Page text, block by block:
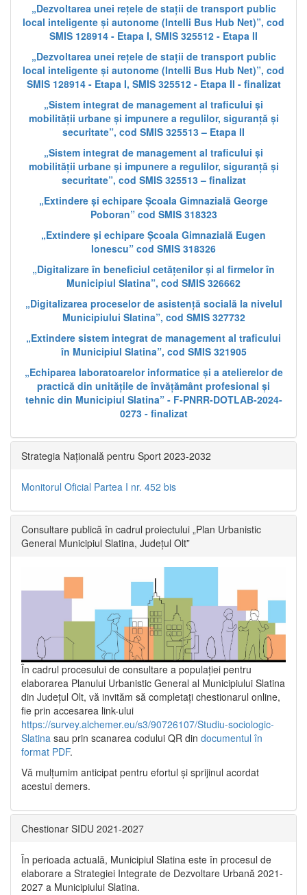
„Dezvoltarea unei rețele de stații de transport public
local inteligente și autonome (Intelli Bus Hub Net)”, cod
SMIS 128914 - Etapa I, SMIS 325512 - Etapa II
„Dezvoltarea unei rețele de stații de transport public
local inteligente și autonome (Intelli Bus Hub Net)”, cod
SMIS 128914 - Etapa I, SMIS 325512 - Etapa II - finalizat
„Sistem integrat de management al traficului și
mobilității urbane și impunere a regulilor, siguranță și
securitate”, cod SMIS 325513 – Etapa II
„Sistem integrat de management al traficului și
mobilității urbane și impunere a regulilor, siguranță și
securitate”, cod SMIS 325513 – finalizat
„Extindere și echipare Școala Gimnazială George
Poboran” cod SMIS 318323
„Extindere și echipare Școala Gimnazială Eugen
Ionescu” cod SMIS 318326
„Digitalizare în beneficiul cetățenilor și al firmelor în
Municipiul Slatina”, cod SMIS 326662
„Digitalizarea proceselor de asistență socială la nivelul
Municipiului Slatina”, cod SMIS 327732
„Extindere sistem integrat de management al traficului
în Municipiul Slatina”, cod SMIS 321905
„Echiparea laboratoarelor informatice și a atelierelor de
practică din unitățile de învățământ profesional și
tehnic din Municipiul Slatina” - F-PNRR-DOTLAB-2024-
0273 - finalizat
Strategia Națională pentru Sport 2023-2032
Monitorul Oficial Partea I nr. 452 bis
Consultare publică în cadrul proiectului „Plan Urbanistic
General Municipiul Slatina, Județul Olt”
În cadrul procesului de consultare a populaţiei pentru
elaborarea Planului Urbanistic General al Municipiului Slatina
din Județul Olt, vă invităm să completați chestionarul online,
fie prin accesarea link-ului
https://survey.alchemer.eu/s3/90726107/Studiu-sociologic-
Slatina sau prin scanarea codului QR din documentul în
format PDF.
Vă mulţumim anticipat pentru efortul şi sprijinul acordat
acestui demers.
Chestionar SIDU 2021-2027
În perioada actuală, Municipiul Slatina este în procesul de
elaborare a Strategiei Integrate de Dezvoltare Urbană 2021‐
2027 a Municipiului Slatina.